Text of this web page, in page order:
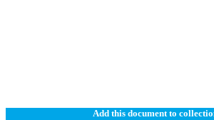
Add this document to